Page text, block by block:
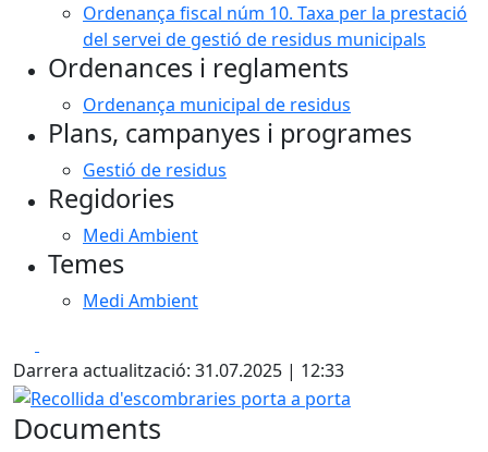
Ordenança fiscal núm 10. Taxa per la prestació
del servei de gestió de residus municipals
Ordenances i reglaments
Ordenança municipal de residus
Plans, campanyes i programes
Gestió de residus
Regidories
Medi Ambient
Temes
Medi Ambient
Darrera actualització: 31.07.2025 | 12:33
Recollida d'escombraries porta a porta
Documents